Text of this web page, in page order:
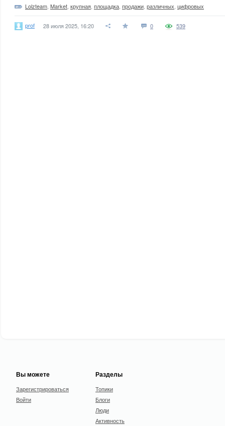
Lolzteam Market крупная площадка продажи различных цифровых
prof 28 июля 2025, 16:20 0 539
Вы можете
Зарегистрироваться
Войти
Разделы
Топики
Блоги
Люди
Активность